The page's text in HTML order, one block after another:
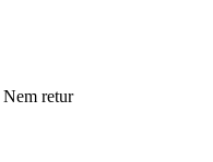
Nem retur